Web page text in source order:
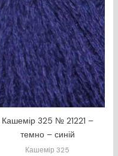
Кашемір 325 № 21221 –
темно – синій
Кашемір 325